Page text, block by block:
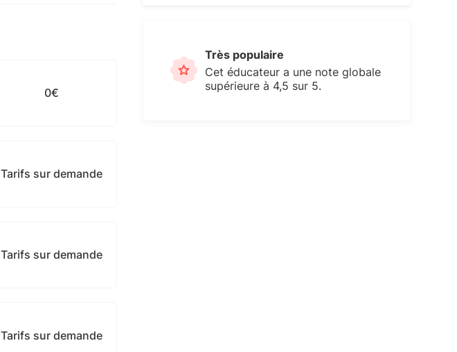
0€
Tarifs sur demande
Tarifs sur demande
Tarifs sur demande
Très populaire
Cet éducateur a une note globale
supérieure à 4,5 sur 5.